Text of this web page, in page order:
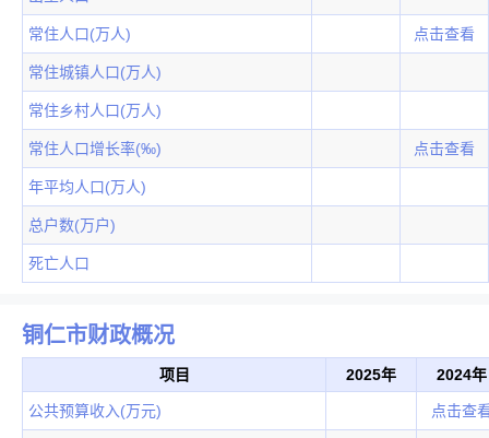
常住人口(万人) 点击查看
常住城镇人口(万人)
常住乡村人口(万人)
常住人口增长率(‰) 点击查看
年平均人口(万人)
总户数(万户)
死亡人口
铜仁市财政概况
项目 2025年 2024年
公共预算收入(万元) 点击查